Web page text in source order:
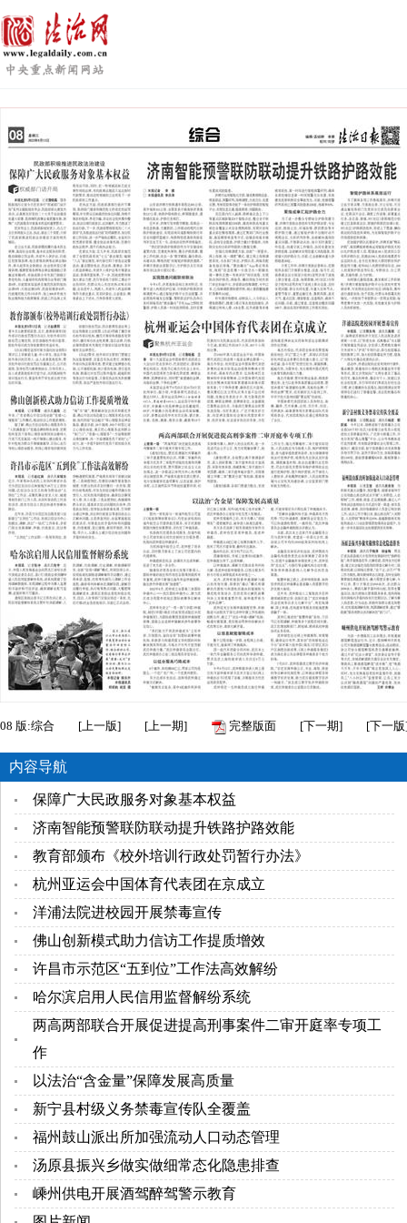
08 版:综合 [上一版] [上一期] 完整版面 [下一期] [下一版
内容导航
保障广大民政服务对象基本权益
济南智能预警联防联动提升铁路护路效能
教育部颁布《校外培训行政处罚暂行办法》
杭州亚运会中国体育代表团在京成立
洋浦法院进校园开展禁毒宣传
佛山创新模式助力信访工作提质增效
许昌市示范区“五到位”工作法高效解纷
哈尔滨启用人民信用监督解纷系统
两高两部联合开展促进提高刑事案件二审开庭率专项工
作
以法治“含金量”保障发展高质量
新宁县村级义务禁毒宣传队全覆盖
福州鼓山派出所加强流动人口动态管理
汤原县振兴乡做实做细常态化隐患排查
嵊州供电开展酒驾醉驾警示教育